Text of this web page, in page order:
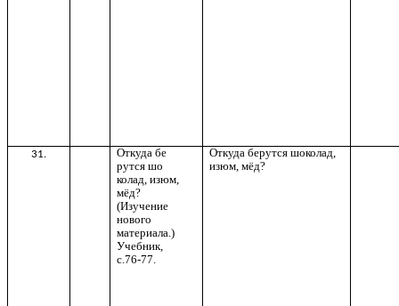
31.
Откуда бе
рутся шо
колад, изюм,
мёд?
(Изучение
нового
материала.)
Учебник,
с.76-77.
Откуда берутся шоколад,
изюм, мёд?